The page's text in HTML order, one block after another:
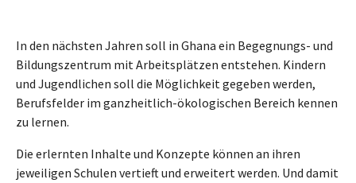
In den nächsten Jahren soll in Ghana ein Begegnungs- und
Bildungszentrum mit Arbeitsplätzen entstehen. Kindern
und Jugendlichen soll die Möglichkeit gegeben werden,
Berufsfelder im ganzheitlich-ökologischen Bereich kennen
zu lernen.
Die erlernten Inhalte und Konzepte können an ihren
jeweiligen Schulen vertieft und erweitert werden. Und damit